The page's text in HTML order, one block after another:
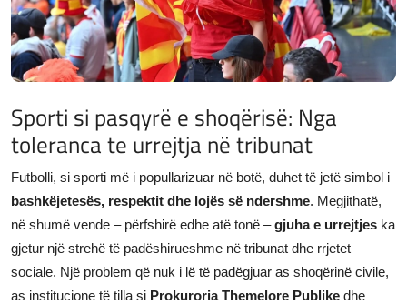
Shqip
Sporti si pasqyrë e shoqërisë: Nga
toleranca te urrejtja në tribunat
Futbolli, si sporti më i popullarizuar në botë, duhet të jetë simbol i
bashkëjetesës, respektit dhe lojës së ndershme. Megjithatë,
në shumë vende – përfshirë edhe atë tonë –gjuha e urrejtjes ka
gjetur një strehë të padëshirueshme në tribunat dhe rrjetet
sociale. Një problem që nuk i lë të padëgjuar as shoqërinë civile,
as institucione të tilla si Prokuroria Themelore Publike dhe